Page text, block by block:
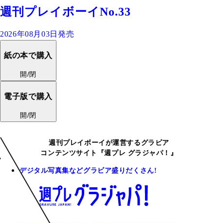
週刊プレイボーイNo.33
2026年08月03日発売
紙の本で購入
開/閉
電子版で購入
開/閉
週刊プレイボーイが運営するグラビア
コンテンツサイト『週プレ グラジャパ！』
デジタル写真集などグラビア盛りだくさん!